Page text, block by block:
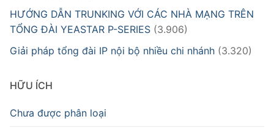
HƯỚNG DẪN TRUNKING VỚI CÁC NHÀ MẠNG TRÊN
TỔNG ĐÀI YEASTAR P-SERIES (3.906)
Giải pháp tổng đài IP nội bộ nhiều chi nhánh (3.320)
HỮU ÍCH
Chưa được phân loại